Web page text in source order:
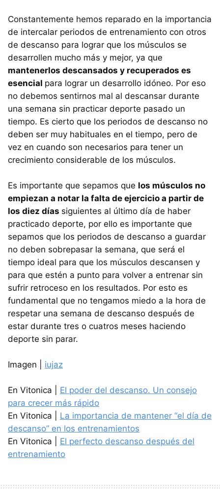
Constantemente hemos reparado en la importancia
de intercalar periodos de entrenamiento con otros
de descanso para lograr que los músculos se
desarrollen mucho más y mejor, ya que
mantenerlos descansados y recuperados es
esencial para lograr un desarrollo idóneo. Por eso
no debemos sentirnos mal al descansar durante
una semana sin practicar deporte pasado un
tiempo. Es cierto que los periodos de descanso no
deben ser muy habituales en el tiempo, pero de
vez en cuando son necesarios para tener un
crecimiento considerable de los músculos.
Es importante que sepamos que los músculos no
empiezan a notar la falta de ejercicio a partir de
los diez días siguientes al último día de haber
practicado deporte, por ello es importante que
sepamos que los periodos de descanso a guardar
no deben sobrepasar la semana, que será el
tiempo ideal para que los músculos descansen y
para que estén a punto para volver a entrenar sin
sufrir retroceso en los resultados. Por esto es
fundamental que no tengamos miedo a la hora de
respetar una semana de descanso después de
estar durante tres o cuatros meses haciendo
deporte sin parar.
Imagen | iujaz
En Vitonica | El poder del descanso. Un consejo
para crecer más rápido
En Vitonica | La importancia de mantener “el día de
descanso” en los entrenamientos
En Vitonica | El perfecto descanso después del
entrenamiento